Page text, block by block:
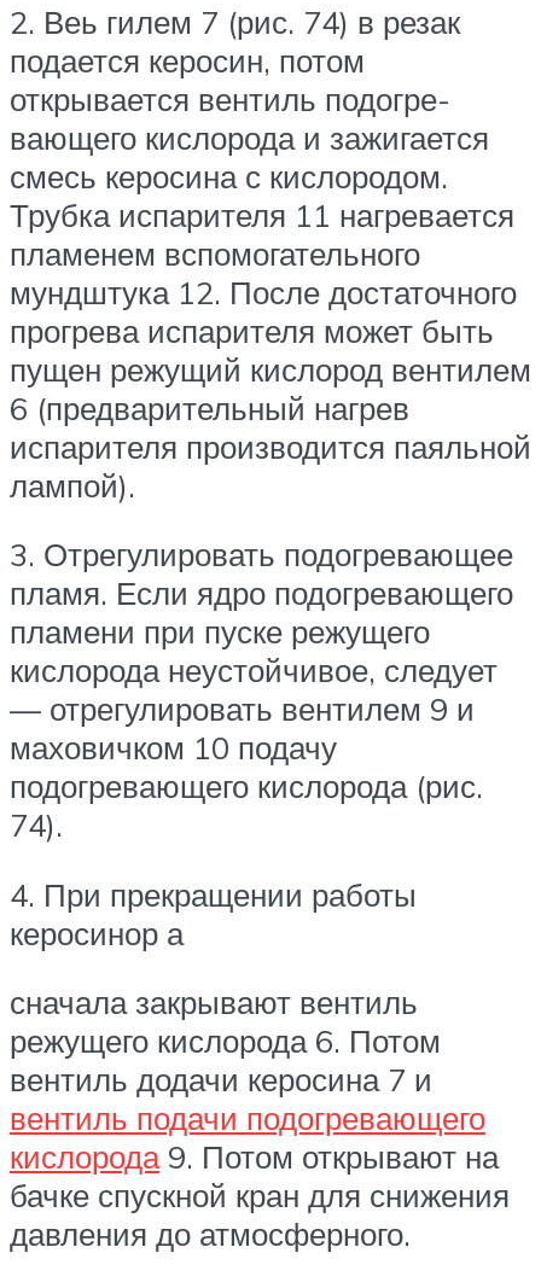
2. Веь гилем 7 (рис. 74) в резак
подается керосин, потом
открывается вентиль подогре­
вающего кислорода и зажигается
смесь керо­сина с кислородом.
Трубка испарителя 11 нагре­вается
пламенем вспомогательного
мундшту­ка 12. После достаточного
прогрева испарителя может быть
пущен режущий кислород венти­лем
6 (предварительный нагрев
испарителя производится паяльной
лампой).
3. Отрегулировать подогревающее
пламя. Если ядро подогревающего
пламени при пуске режущего
кислорода неустойчивое, следует
— от­регулировать вентилем 9 и
маховичком 10 подачу
подогревающего кислорода (рис.
74).
4. При прекращении работы
керосинор а
сначала закрывают вентиль
режущего кисло­рода 6. Потом
вентиль додачи керосина 7 и
вентиль подачи подогревающего
кислорода9. Потом открывают на
бачке спускной кран для снижения
давления до атмосферного.